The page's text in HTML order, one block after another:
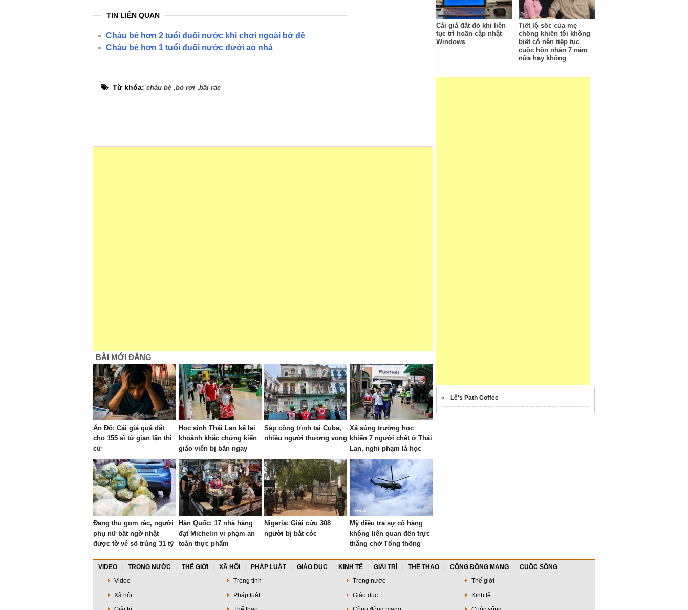
TIN LIÊN QUAN
Cháu bé hơn 2 tuổi đuối nước khi chơi ngoài bờ đê
Cháu bé hơn 1 tuổi đuối nước dưới ao nhà
Từ khóa: cháu bé bỏ rơi bãi rác
BÀI MỚI ĐĂNG
Ấn Độ: Cái giá quá đắt
cho 155 sĩ tử gian lận thi
cử
Học sinh Thái Lan kể lại
khoảnh khắc chứng kiến
giáo viên bị bắn ngay
trước mặt
Sập công trình tại Cuba,
nhiều người thương vong
Xả súng trường học
khiến 7 người chết ở Thái
Lan, nghi phạm là học
sinh lớp 9
Đang thu gom rác, người
phụ nữ bất ngờ nhặt
được tờ vé số trúng 31 tỷ
Hàn Quốc: 17 nhà hàng
đạt Michelin vi phạm an
toàn thực phẩm
Nigeria: Giải cứu 308
người bị bắt cóc
Mỹ điều tra sự cố hàng
không liên quan đến trực
thăng chở Tổng thống
Cái giá đắt đỏ khi liên
tục trì hoãn cập nhật
Windows
Tiết lộ sốc của mẹ
chồng khiến tôi không
biết có nên tiếp tục
cuộc hôn nhân 7 năm
nữa hay không
Lê's Path Coffee
VIDEO TRONG NƯỚC THẾ GIỚI XÃ HỘI PHÁP LUẬT GIÁO DỤC KINH TẾ GIẢI TRÍ THỂ THAO CỘNG ĐỒNG MẠNG
CUỘC SỐNG
Video
Trong tỉnh Trong nước
Thế giới
Xã hội
Pháp luật Giáo dục
Kinh tế